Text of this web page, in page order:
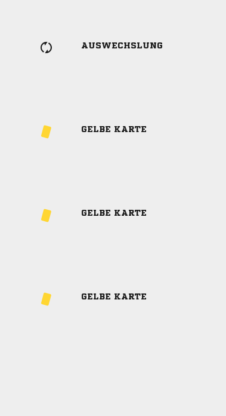
AUSWECHSLUNG
GELBE KARTE
GELBE KARTE
GELBE KARTE